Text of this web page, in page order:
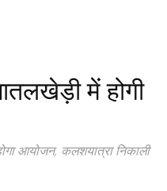
में होगी
आयोजन, कलशयात्रा निकाली